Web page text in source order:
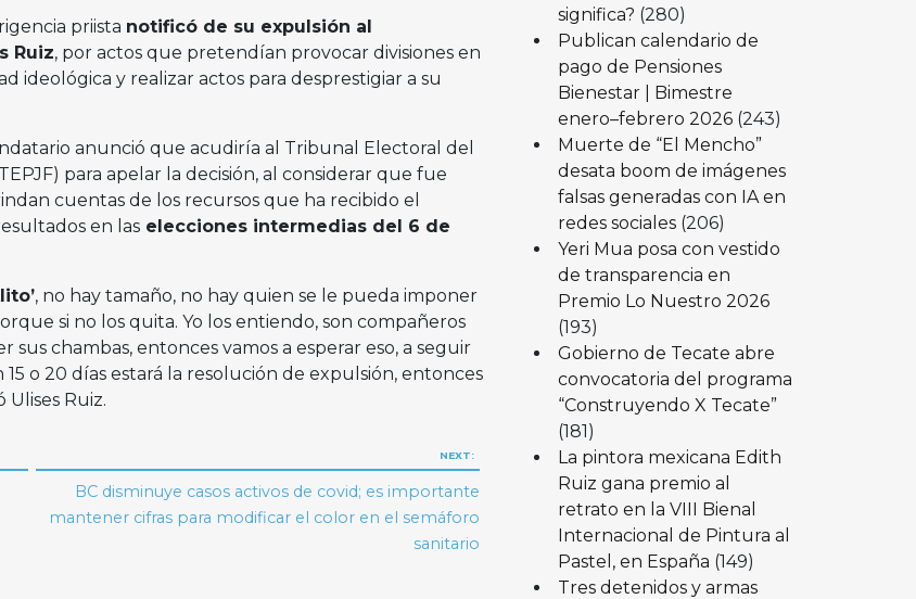
priista notificó de su expulsión al
Ruiz, por actos que pretendían provocar divisiones en
ideológica y realizar actos para desprestigiar a su
anunció que acudiría al Tribunal Electoral del
para apelar la decisión, al considerar que fue
cuentas de los recursos que ha recibido el
en laselecciones intermedias del 6 de
, no hay tamaño, no hay quien se le pueda imponer
si no los quita. Yo los entiendo, son compañeros
chambas, entonces vamos a esperar eso, a seguir
o 20 días estará la resolución de expulsión, entonces
Ulises Ruiz.
NEXT:
BC disminuye casos activos de covid; es importante
mantener cifras para modificar el color en el semáforo
sanitario
significa? (280)
Publican calendario de
pago de Pensiones
Bienestar | Bimestre
enero–febrero 2026 (243)
Muerte de “El Mencho”
desata boom de imágenes
falsas generadas con IA en
redes sociales (206)
Yeri Mua posa con vestido
de transparencia en
Premio Lo Nuestro 2026
(193)
Gobierno de Tecate abre
convocatoria del programa
“Construyendo X Tecate”
(181)
La pintora mexicana Edith
Ruiz gana premio al
retrato en la VIII Bienal
Internacional de Pintura al
Pastel, en España (149)
Tres detenidos y armas